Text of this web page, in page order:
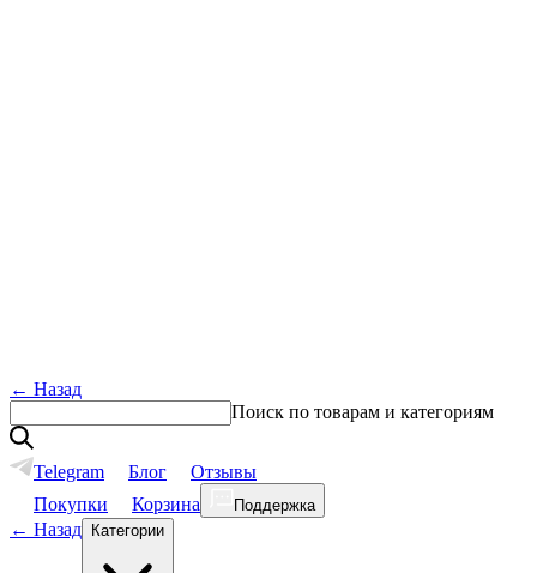
← Назад
Поиск по товарам и категориям
Telegram Блог
Отзывы
Покупки
Корзина Поддержка
← Назад Категории